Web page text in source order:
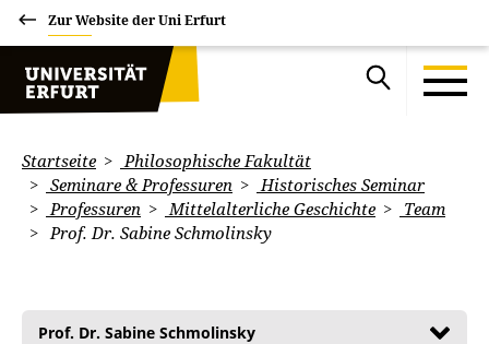
Zur Website der Uni Erfurt
Startseite
Philosophische Fakultät
Seminare & Professuren
Historisches Seminar
Professuren
Mittelalterliche Geschichte
Team
Prof. Dr. Sabine Schmolinsky
Prof. Dr. Sabine Schmolinsky